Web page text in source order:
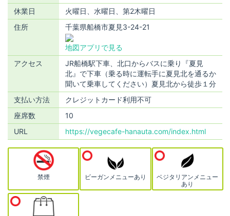
休業日
火曜日、水曜日、第2木曜日
住所
千葉県船橋市夏見3-24-21
地図アプリで見る
アクセス
JR船橋駅下車、北口からバスに乗り『夏見
北』で下車（乗る時に運転手に夏見北を通るか
聞いて乗車してください）夏見北から徒歩１分
支払い方法
クレジットカード利用不可
座席数
10
URL
https://vegecafe-hanauta.com/index.html
禁煙 ビーガンメニューあり
ベジタリアンメニュー
あり